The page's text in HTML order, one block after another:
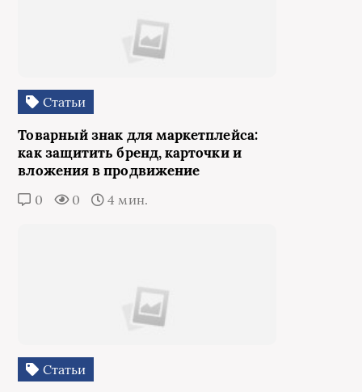
Статьи
Товарный знак для маркетплейса:
как защитить бренд, карточки и
вложения в продвижение
0 0 4 мин.
Статьи